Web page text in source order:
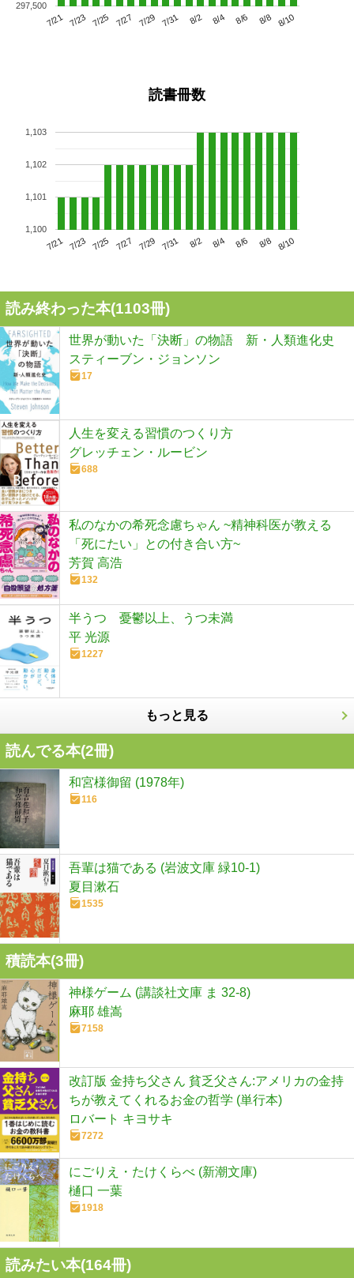
7/21 7/23 7/25 7/27 7/29 7/31 8/2 8/4 8/6 8/8 8/10
297,500
読書冊数
7/21 7/23 7/25 7/27 7/29 7/31 8/2 8/4 8/6 8/8 8/10
1,100
1,101
1,102
1,103
読み終わった本(1103冊)
世界が動いた「決断」の物語 新・人類進化史
スティーブン・ジョンソン
17
人生を変える習慣のつくり方
グレッチェン・ルービン
688
私のなかの希死念慮ちゃん ~精神科医が教える
「死にたい」との付き合い方~
芳賀 高浩
132
半うつ 憂鬱以上、うつ未満
平 光源
1227
もっと見る
読んでる本(2冊)
和宮様御留 (1978年)
116
吾輩は猫である (岩波文庫 緑10-1)
夏目漱石
1535
積読本(3冊)
神様ゲーム (講談社文庫 ま 32-8)
麻耶 雄嵩
7158
改訂版 金持ち父さん 貧乏父さん:アメリカの金持
ちが教えてくれるお金の哲学 (単行本)
ロバート キヨサキ
7272
にごりえ・たけくらべ (新潮文庫)
樋口 一葉
1918
読みたい本(164冊)